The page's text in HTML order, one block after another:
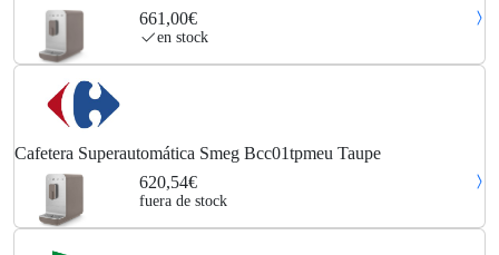
661,00€
en stock
Cafetera Superautomática Smeg Bcc01tpmeu Taupe
620,54€
fuera de stock